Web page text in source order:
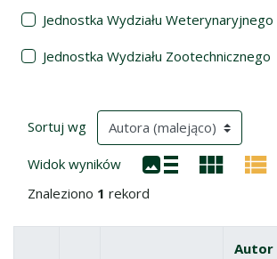
Jednostka Wydziału Weterynaryjnego
Jednostka Wydziału Zootechnicznego
Wyniki wyszukiwania
Sortuj wg (automatyczne przeładowanie
Widok wyników
Znaleziono 1 rekord
Autor